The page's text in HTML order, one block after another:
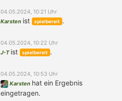
04.05.2024, 10:21 Uhr
Karsten ist spielbereit .
04.05.2024, 10:22 Uhr
J-T ist spielbereit .
04.05.2024, 10:53 Uhr
Karsten hat ein Ergebnis
eingetragen.